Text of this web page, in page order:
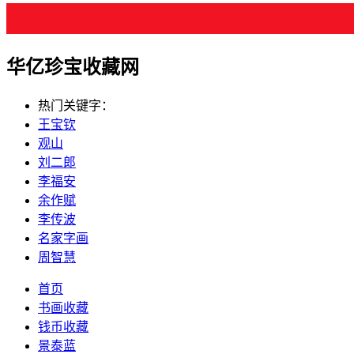
华亿珍宝收藏网
热门关键字：
王宝钦
观山
刘二郎
李福安
余作赋
李传波
名家字画
周智慧
首页
书画收藏
钱币收藏
景泰蓝